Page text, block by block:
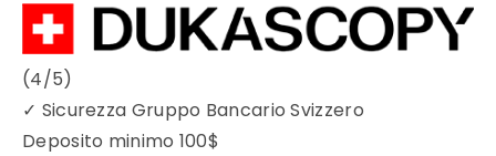
(4/5)
✓ Sicurezza Gruppo Bancario Svizzero
Deposito minimo 100$